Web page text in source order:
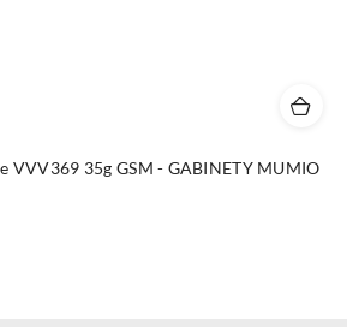
VVV369 35g GSM - GABINETY MUMIO